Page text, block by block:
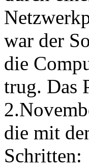
war der
die
trug. Das
die mit
Schritten: